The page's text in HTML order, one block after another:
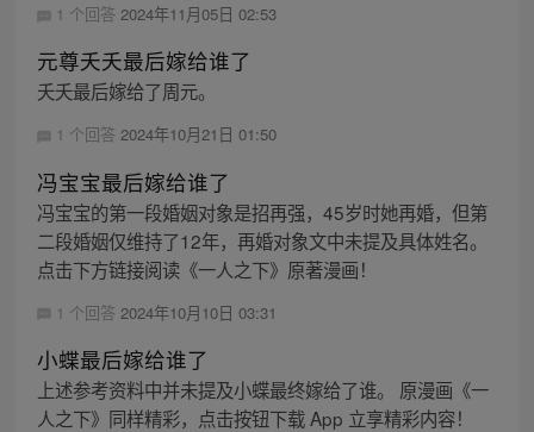
1 个回答 2024年11月05日 02:53
元尊夭夭最后嫁给谁了
夭夭最后嫁给了周元。
1 个回答 2024年10月21日 01:50
冯宝宝最后嫁给谁了
冯宝宝的第一段婚姻对象是招再强，45岁时她再婚，但第
二段婚姻仅维持了12年，再婚对象文中未提及具体姓名。
点击下方链接阅读《一人之下》原著漫画！
1 个回答 2024年10月10日 03:31
小蝶最后嫁给谁了
上述参考资料中并未提及小蝶最终嫁给了谁。 原漫画《一
人之下》同样精彩，点击按钮下载 App 立享精彩内容！